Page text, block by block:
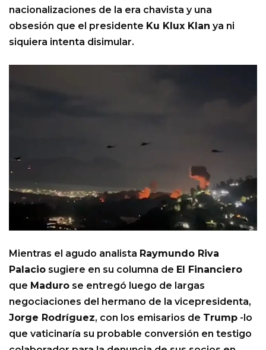
nacionalizaciones de la era chavista y una
obsesión que el presidente Ku Klux Klan ya ni
siquiera intenta disimular.
Mientras el agudo analista Raymundo Riva
Palacio sugiere en su columna de El Financiero
que Maduro se entregó luego de largas
negociaciones del hermano de la vicepresidenta,
Jorge Rodríguez, con los emisarios de Trump -lo
que vaticinaría su probable conversión en testigo